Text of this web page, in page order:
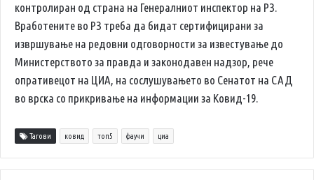
контролиран од страна на Генералниот инспектор на РЗ.
Вработените во РЗ треба да бидат сертифицирани за
извршување на редовни одговорности за известување до
Министерството за правда и законодавен надзор, рече
опративецот на ЦИА, на сослушувањето во Сенатот на САД
во врска со прикривање на информации за Ковид-19.
Тагови ковид топ5 фаучи циа